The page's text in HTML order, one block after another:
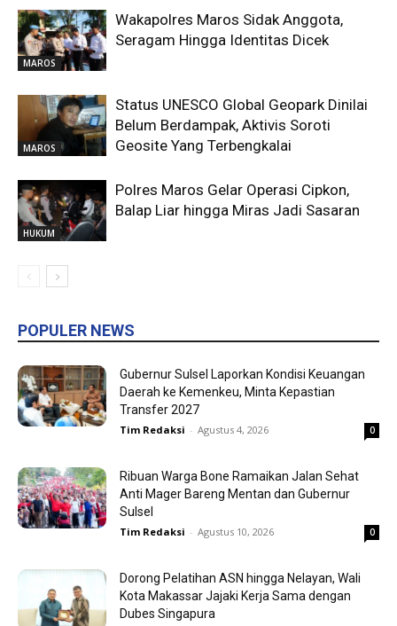
MAROS
Wakapolres Maros Sidak Anggota,
Seragam Hingga Identitas Dicek
MAROS
Status UNESCO Global Geopark Dinilai
Belum Berdampak, Aktivis Soroti
Geosite Yang Terbengkalai
HUKUM
Polres Maros Gelar Operasi Cipkon,
Balap Liar hingga Miras Jadi Sasaran
POPULER NEWS
Gubernur Sulsel Laporkan Kondisi Keuangan
Daerah ke Kemenkeu, Minta Kepastian
Transfer 2027
Tim Redaksi - Agustus 4, 2026 0
Ribuan Warga Bone Ramaikan Jalan Sehat
Anti Mager Bareng Mentan dan Gubernur
Sulsel
Tim Redaksi - Agustus 10, 2026 0
Dorong Pelatihan ASN hingga Nelayan, Wali
Kota Makassar Jajaki Kerja Sama dengan
Dubes Singapura